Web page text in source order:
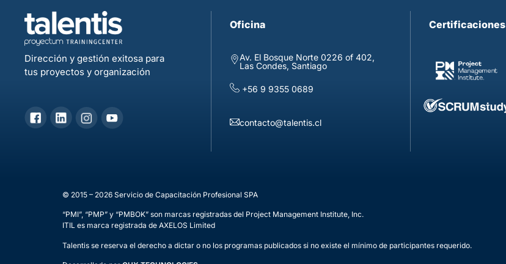
Dirección y gestión exitosa para
tus proyectos y organización
Oficina
Av. El Bosque Norte 0226 of 402,
Las Condes, Santiago
+56 9 9355 0689
contacto@talentis.cl
Certificaciones
© 2015 – 2026 Servicio de Capacitación Profesional SPA
“PMI”, “PMP” y “PMBOK” son marcas registradas del Project Management Institute, Inc.
ITIL es marca registrada de AXELOS Limited
Talentis se reserva el derecho a dictar o no los programas publicados si no existe el mínimo de participantes requerido.